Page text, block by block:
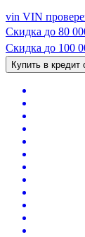
vin VIN
Скидка до 80
Скидка до 100
Купить в кредит